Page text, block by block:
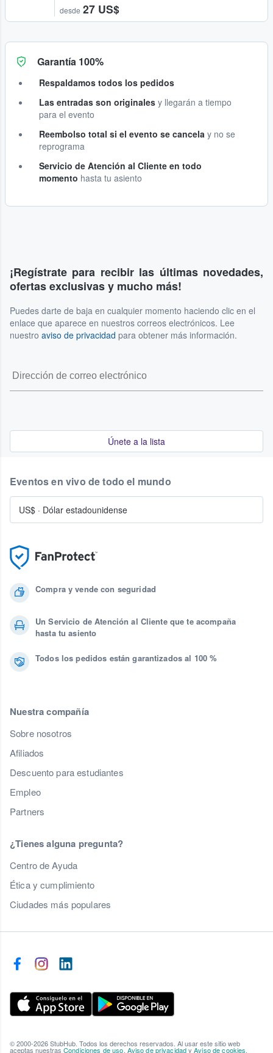
desde 27 US$
Garantía 100%
Respaldamos todos los pedidos
Las entradas son originales y llegarán a tiempo
para el evento
Reembolso total si el evento se cancela y no se
reprograma
Servicio de Atención al Cliente en todo
momento hasta tu asiento
¡Regístrate para recibir las últimas novedades,
ofertas exclusivas y mucho más!
Puedes darte de baja en cualquier momento haciendo clic en el
enlace que aparece en nuestros correos electrónicos. Lee
nuestro aviso de privacidad para obtener más información.
Únete a la lista
Compra y vende con seguridad
Un Servicio de Atención al Cliente que te acompaña
hasta tu asiento
Todos los pedidos están garantizados al 100 %
Nuestra compañía
Sobre nosotros
Afiliados
Descuento para estudiantes
Empleo
Partners
¿Tienes alguna pregunta?
Centro de Ayuda
Ética y cumplimiento
Ciudades más populares
Eventos en vivo de todo el mundo
US$ · Dólar estadounidense
© 2000-2026 StubHub. Todos los derechos reservados. Al usar este sitio web
aceptas nuestras Condiciones de uso Aviso de privacidadyAviso de cookies